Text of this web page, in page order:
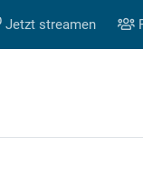
Jetzt streamen